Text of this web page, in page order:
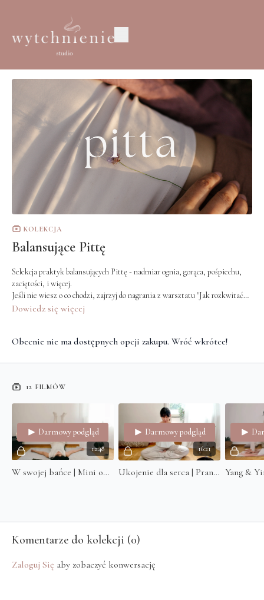
KOLEKCJA
Balansujące Pittę
Selekcja praktyk balansujących Pittę - nadmiar ognia, gorąca, pośpiechu,
zaciętości, i więcej.
Jeśli nie wiesz o co chodzi, zajrzyj do nagrania z warsztatu "Jak rozkwitać
po swojemu? Ajurweda, 3 dosze i personalizacja praktyki" :)
Dowiedz się więcej
Obecnie nie ma dostępnych opcji zakupu. Wróć wkrótce!
12 FILMÓW
12:48
Darmowy podgląd
W swojej bańce | Mini odpoczynek społeczny
16:21
Darmowy podgląd
Ukojenie dla serca | Pranajama & Medytacja
Komentarze do kolekcji (0)
Zaloguj Się aby zobaczyć konwersację